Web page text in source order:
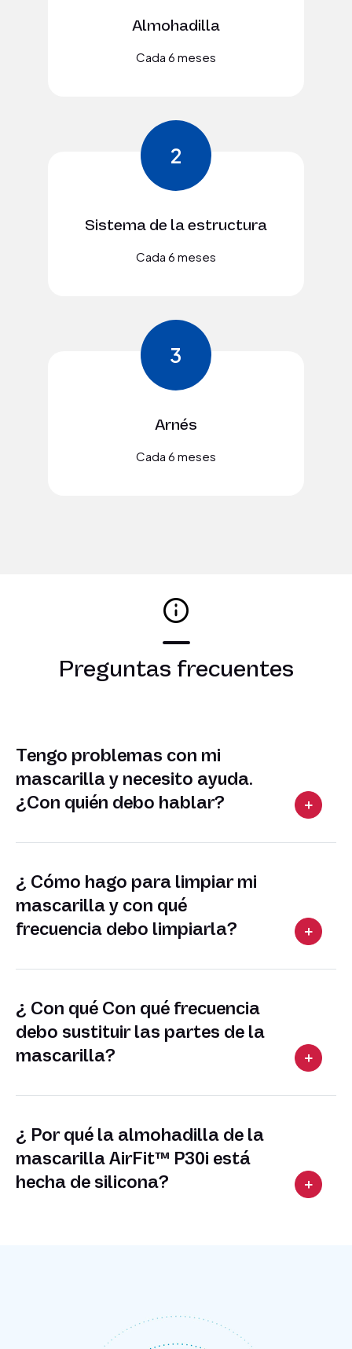
Almohadilla
Cada 6 meses
2
Sistema de la estructura
Cada 6 meses
3
Arnés
Cada 6 meses
Preguntas frecuentes
Tengo problemas con mi
mascarilla y necesito ayuda.
¿Con quién debo hablar?
¿ Cómo hago para limpiar mi
mascarilla y con qué
frecuencia debo limpiarla?
¿ Con qué Con qué frecuencia
debo sustituir las partes de la
mascarilla?
¿ Por qué la almohadilla de la
mascarilla AirFit™ P30i está
hecha de silicona?